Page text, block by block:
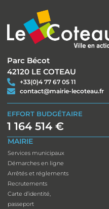
Parc Bécot
42120 LE COTEAU
+33(0)4 77 67 05 11
contact@mairie-lecoteau.fr
EFFORT BUDGÉTAIRE
1 164 514 €
MAIRIE
Services municipaux
Démarches en ligne
Arrêtés et réglements
Recrutements
Carte d’identité,
passeport